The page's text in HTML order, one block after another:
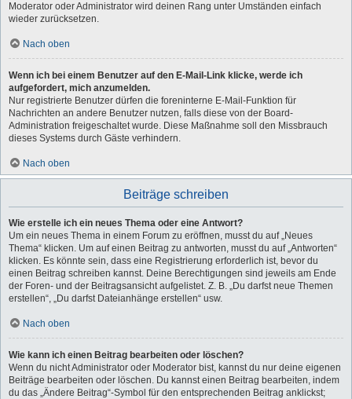
Moderator oder Administrator wird deinen Rang unter Umständen einfach
wieder zurücksetzen.
Nach oben
Wenn ich bei einem Benutzer auf den E-Mail-Link klicke, werde ich
aufgefordert, mich anzumelden.
Nur registrierte Benutzer dürfen die foreninterne E-Mail-Funktion für
Nachrichten an andere Benutzer nutzen, falls diese von der Board-
Administration freigeschaltet wurde. Diese Maßnahme soll den Missbrauch
dieses Systems durch Gäste verhindern.
Nach oben
Beiträge schreiben
Wie erstelle ich ein neues Thema oder eine Antwort?
Um ein neues Thema in einem Forum zu eröffnen, musst du auf „Neues
Thema“ klicken. Um auf einen Beitrag zu antworten, musst du auf „Antworten“
klicken. Es könnte sein, dass eine Registrierung erforderlich ist, bevor du
einen Beitrag schreiben kannst. Deine Berechtigungen sind jeweils am Ende
der Foren- und der Beitragsansicht aufgelistet. Z. B. „Du darfst neue Themen
erstellen“, „Du darfst Dateianhänge erstellen“ usw.
Nach oben
Wie kann ich einen Beitrag bearbeiten oder löschen?
Wenn du nicht Administrator oder Moderator bist, kannst du nur deine eigenen
Beiträge bearbeiten oder löschen. Du kannst einen Beitrag bearbeiten, indem
du das „Ändere Beitrag“-Symbol für den entsprechenden Beitrag anklickst;